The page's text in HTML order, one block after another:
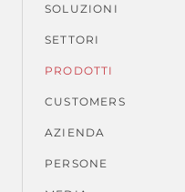
Menu
di
piè
di
pagina
SOLUZIONI
SETTORI
PRODOTTI
CUSTOMERS
AZIENDA
PERSONE